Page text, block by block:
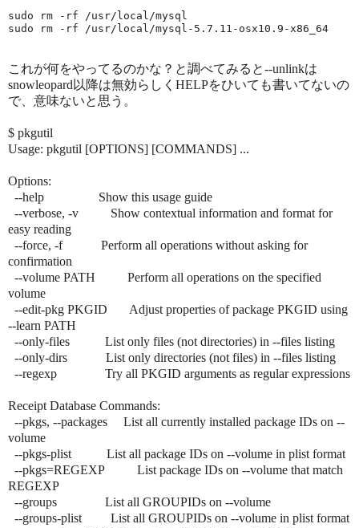
sudo rm -rf /usr/local/mysql
これが何をやってるのかな？と調べてみると--unlinkは
snowleopard以降は無効らしくHELPをひいても書いてないの
で、意味ないと思う。
$ pkgutil
Usage: pkgutil [OPTIONS] [COMMANDS] ...
Options:
--help Show this usage guide
--verbose, -v Show contextual information and format for
easy reading
--force, -f Perform all operations without asking for
confirmation
--volume PATH Perform all operations on the specified
volume
--edit-pkg PKGID Adjust properties of package PKGID using
--learn PATH
--only-files List only files (not directories) in --files listing
--only-dirs List only directories (not files) in --files listing
--regexp Try all PKGID arguments as regular expressions
Receipt Database Commands:
--pkgs, --packages List all currently installed package IDs on --
volume
--pkgs-plist List all package IDs on --volume in plist format
--pkgs=REGEXP List package IDs on --volume that match
REGEXP
--groups List all GROUPIDs on --volume
--groups-plist List all GROUPIDs on --volume in plist format